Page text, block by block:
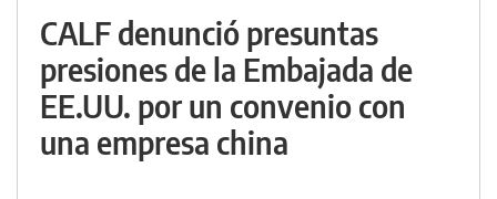
CALF denunció presuntas
presiones de la Embajada de
EE.UU. por un convenio con
una empresa china